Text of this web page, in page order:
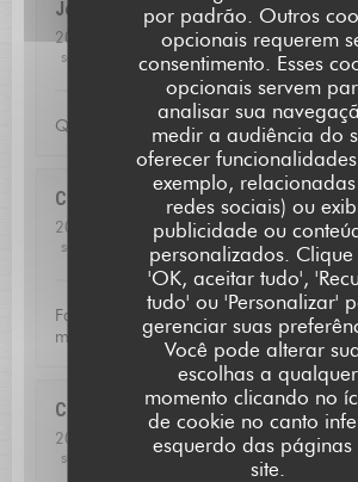
por padrão. Outros
opcionais requerem
consentimento. Esses
opcionais servem
analisar sua
medir a audiência do
oferecer
exemplo,
redes sociais) ou
publicidade ou
personalizados. Clique
'OK, aceitar tudo',
tudo' ou 'Personalizar'
gerenciar suas
Você pode alterar
escolhas a qualquer
momento clicando no
de cookie no canto
esquerdo das páginas
site.
Jean louis D
2026-07-24
- 12:30 - guests 2
service
ambience menu
Qualite de l'accueil
Christoffer
2026-07-23
- 13:15 - guests 2
service
ambience 4 menu : 5/5
Fantastic food and good service.
michelin star
Catherine V
2026-07-16
- 20:00 - guests 3
service
ambience : 5 /5 menu: 5/5
L'AUBERGE SAINT